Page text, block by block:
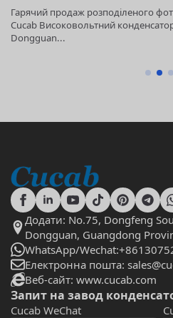
Гарячий продаж розподіленого
Cucab Високовольтний
Dongguan...
Додати: No.75, Dongfeng
Dongguan, Guangdong
WhatsApp/
Електронна пошта:
Веб-сайт: www.cucab.com
Запит на завод
Cucab WeChat